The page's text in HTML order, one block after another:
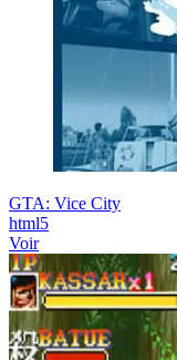
GTA: Vice City
html5
Voir